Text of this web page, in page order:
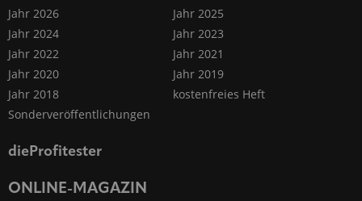
Jahr 2026
Jahr 2025
Jahr 2024
Jahr 2023
Jahr 2022
Jahr 2021
Jahr 2020
Jahr 2019
Jahr 2018
kostenfreies Heft
Sonderveröffentlichungen
dieProfitester
ONLINE-MAGAZIN